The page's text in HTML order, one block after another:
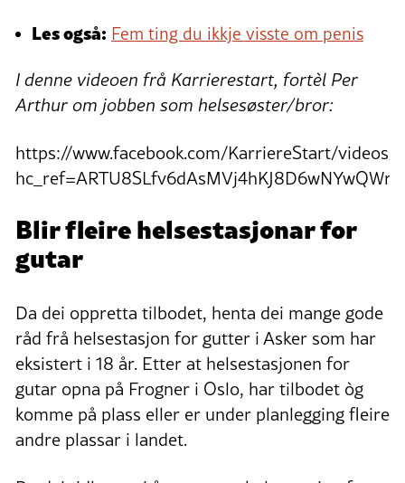
Les også: Fem ting du ikkje visste om penis
I denne videoen frå Karrierestart, fortèl Per
Arthur om jobben som helsesøster/bror:
https://www.facebook.com/KarriereStart/videos/
Blir fleire helsestasjonar for
gutar
Da dei oppretta tilbodet, henta dei mange gode
råd frå helsestasjon for gutter i Asker som har
eksistert i 18 år. Etter at helsestasjonen for
gutar opna på Frogner i Oslo, har tilbodet òg
komme på plass eller er under planlegging fleire
andre plassar i landet.